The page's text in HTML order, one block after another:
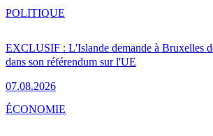
EXCLUSIF : L'Islande demande à Bruxelles
dans son référendum sur l'UE
07.08.2026
POLITIQUE
ÉCONOMIE